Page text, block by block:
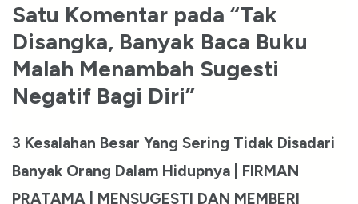
Satu Komentar pada “Tak
Disangka, Banyak Baca Buku
Malah Menambah Sugesti
Negatif Bagi Diri”
3 Kesalahan Besar Yang Sering Tidak Disadari
Banyak Orang Dalam Hidupnya | FIRMAN
PRATAMA | MENSUGESTI DAN MEMBERI